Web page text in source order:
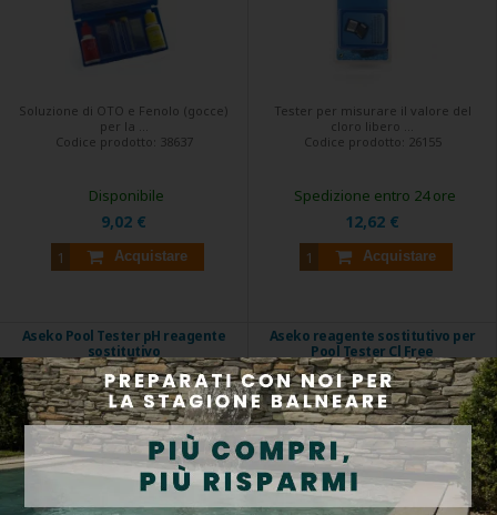
Soluzione di OTO e Fenolo (gocce)
per la ...
Codice prodotto: 38637
9,02 €
Acquistare
Disponibile
Tester per misurare il valore del
cloro libero ...
Codice prodotto: 26155
12,62 €
Acquistare
Spedizione entro 24 ore
Aseko Pool Tester pH reagente
sostitutivo
Aseko reagente sostitutivo per
Pool Tester Cl Free